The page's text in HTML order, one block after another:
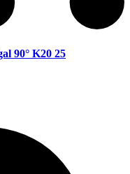
90° K20 25